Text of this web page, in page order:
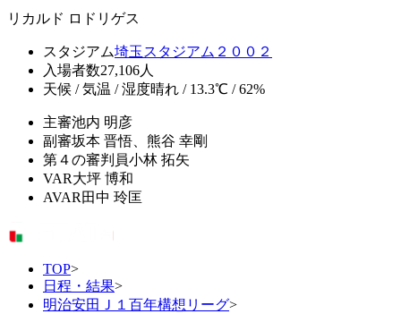
リカルド ロドリゲス
スタジアム埼玉スタジアム２００２
入場者数27,106人
天候 / 気温 / 湿度晴れ / 13.3℃ / 62%
主審池内 明彦
副審坂本 晋悟、熊谷 幸剛
第４の審判員小林 拓矢
VAR大坪 博和
AVAR 田中 玲匡
TOP>
日程・結果>
明治安田Ｊ１百年構想リーグ>